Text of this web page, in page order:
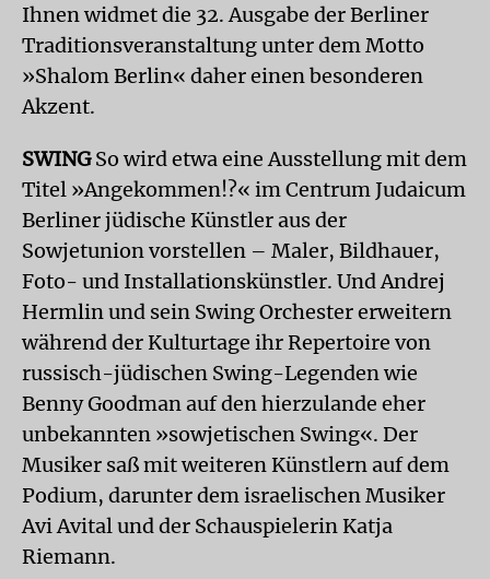
Ihnen widmet die 32. Ausgabe der Berliner
Traditionsveranstaltung unter dem Motto
»Shalom Berlin« daher einen besonderen
Akzent.
SWINGSo wird etwa eine Ausstellung mit dem
Titel »Angekommen!?« im Centrum Judaicum
Berliner jüdische Künstler aus der
Sowjetunion vorstellen – Maler, Bildhauer,
Foto- und Installationskünstler. Und Andrej
Hermlin und sein Swing Orchester erweitern
während der Kulturtage ihr Repertoire von
russisch-jüdischen Swing-Legenden wie
Benny Goodman auf den hierzulande eher
unbekannten »sowjetischen Swing«. Der
Musiker saß mit weiteren Künstlern auf dem
Podium, darunter dem israelischen Musiker
Avi Avital und der Schauspielerin Katja
Riemann.